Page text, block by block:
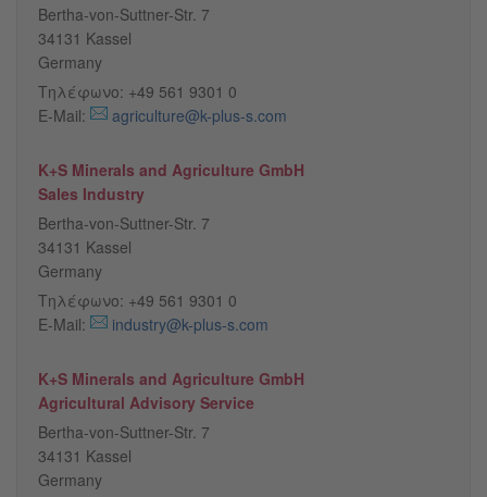
Bertha-von-Suttner-Str. 7
34131 Kassel
Germany
Τηλέφωνο: +49 561 9301 0
E-Mail:
agriculture@k-plus-s.com
K+S Minerals and Agriculture GmbH
Sales Industry
Bertha-von-Suttner-Str. 7
34131 Kassel
Germany
Τηλέφωνο: +49 561 9301 0
E-Mail:
industry@k-plus-s.com
K+S Minerals and Agriculture GmbH
Agricultural Advisory Service
Bertha-von-Suttner-Str. 7
34131 Kassel
Germany